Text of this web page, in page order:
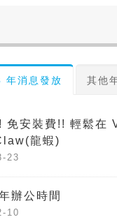
年消息發放 其他
免安裝費!! 輕鬆在
龍蝦)
23
辦公時間
10